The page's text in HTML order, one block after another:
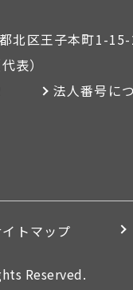
北区王子本町1-
代表）
法人番号に
トマップ
Reserved.